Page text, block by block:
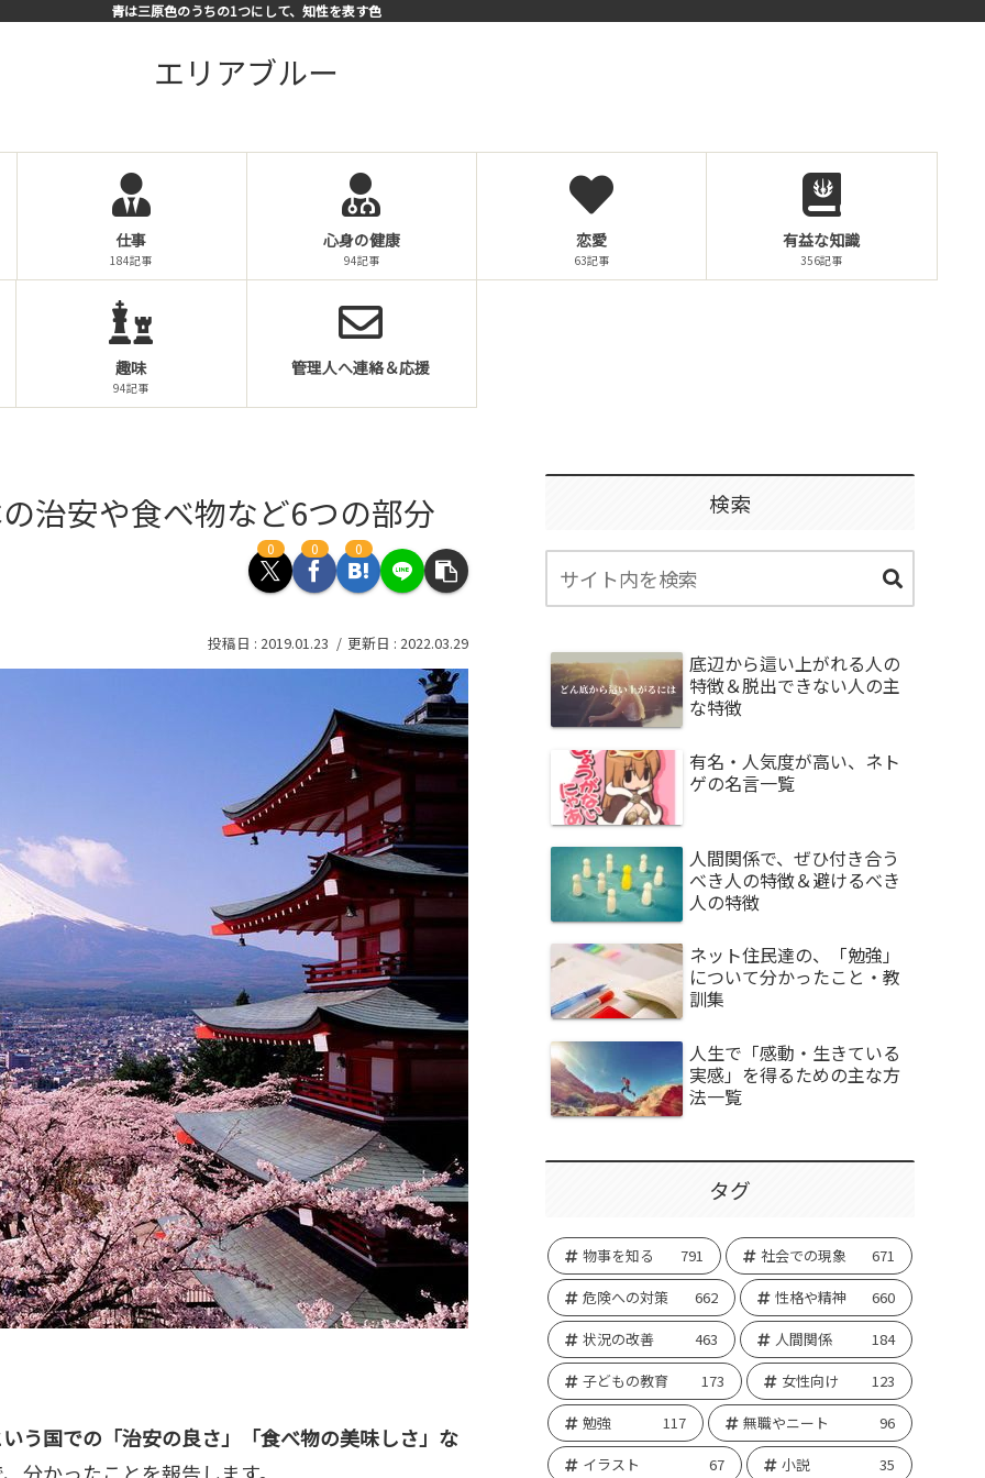
青は三原色のうちの1つにして、知性を表す色
エリアブルー
仕事
184記事
心身の健康
94記事
恋愛
63記事
有益な知識
356記事
趣味
94記事
管理人へ連絡＆応援
治安や食べ物など6つの部分
0 0 0
2019.01.23 2022.03.29
う国での「治安の良さ」「食べ物の美味しさ」な
分かったことを報告します。
検索
底辺から這い上がれる人の
特徴＆脱出できない人の主
な特徴
有名・人気度が高い、ネト
ゲの名言一覧
人間関係で、ぜひ付き合う
べき人の特徴＆避けるべき
人の特徴
ネット住民達の、「勉強」
について分かったこと・教
訓集
人生で「感動・生きている
実感」を得るための主な方
法一覧
タグ
物事を知る 791 社会での現象
671
危険への対策
662 性格や精神
660
状況の改善
463 人間関係
184
子どもの教育
173 女性向け
123
勉強
117 無職やニート
96
イラスト
67 小説 35